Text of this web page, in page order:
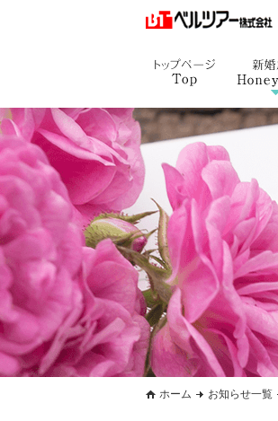
ホーム お知らせ一覧